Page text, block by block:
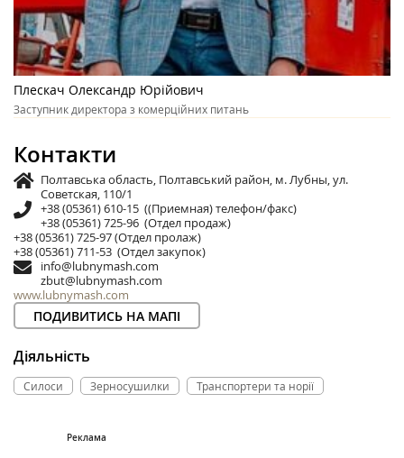
Плескач Олександр Юрійович
Заступник директора з комерційних питань
Контакти
Полтавська область, Полтавський район, м. Лубны, ул.
Советская, 110/1
+38 (05361) 610-15 ((Приемная) телефон/факс)
+38 (05361) 725-96 (Отдел продаж)
+38 (05361) 725-97 (Отдел пролаж)
+38 (05361) 711-53 (Отдел закупок)
info@lubnymash.com
zbut@lubnymash.com
www.lubnymash.com
ПОДИВИТИСЬ НА МАПІ
Діяльність
Силоси Зерносушилки Транспортери та норії